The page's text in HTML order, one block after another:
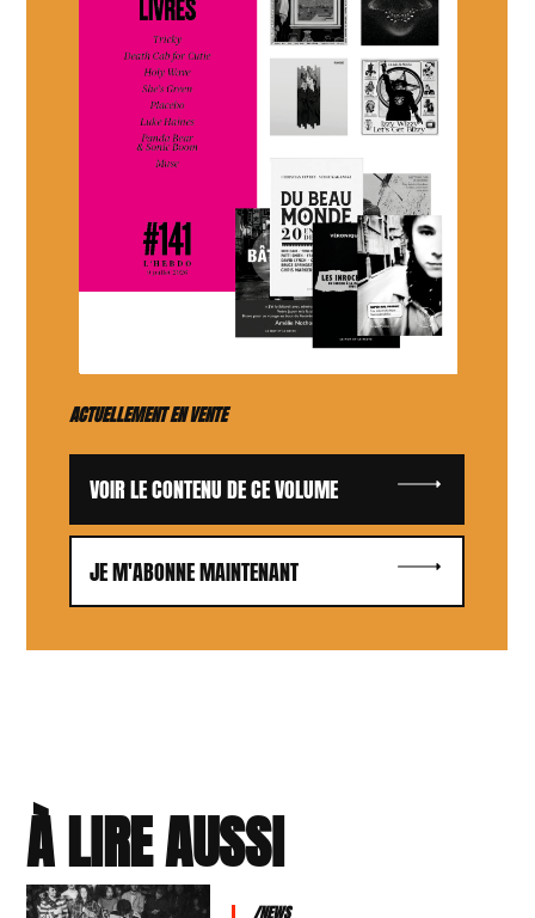
ACTUELLEMENT EN VENTE
VOIR LE CONTENU DE CE VOLUME
JE M'ABONNE MAINTENANT
À LIRE AUSSI
/NEWS